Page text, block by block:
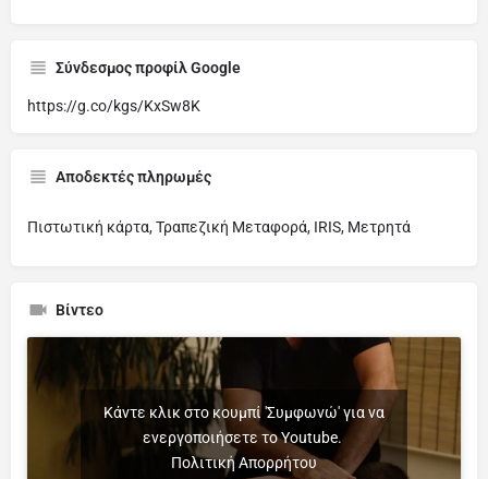
Σύνδεσμος προφίλ Google
https://g.co/kgs/KxSw8K
Αποδεκτές πληρωμές
Πιστωτική κάρτα, Τραπεζική Μεταφορά, IRIS, Μετρητά
Βίντεο
Κάντε κλικ στο κουμπί 'Συμφωνώ' για να
ενεργοποιήσετε το Youtube.
Πολιτική Απορρήτου